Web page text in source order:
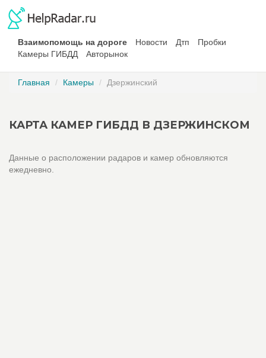
Взаимопомощь на дороге Новости Дтп
Пробки
Камеры ГИБДД
Авторынок
Главная Камеры Дзержинский
КАРТА КАМЕР ГИБДД В ДЗЕРЖИНСКОМ
Данные о расположении радаров и камер обновляются
ежедневно.